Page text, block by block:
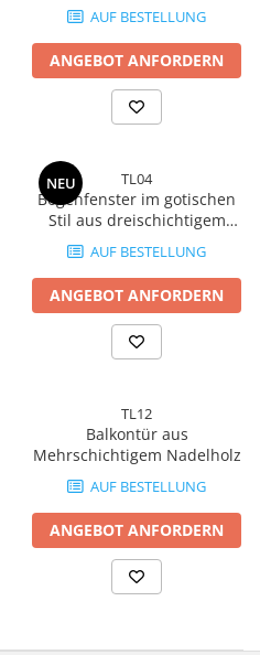
AUF BESTELLUNG
ANGEBOT ANFORDERN
NEU TL04
Bogenfenster im gotischen
Stil aus dreischichtigem
AUF BESTELLUNG
ANGEBOT ANFORDERN
TL12
Balkontür aus
Mehrschichtigem Nadelholz
AUF BESTELLUNG
ANGEBOT ANFORDERN